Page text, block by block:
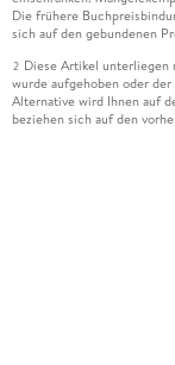
Die frühere
sich auf den gebundenen
2 Diese Artikel unterliegen
wurde aufgehoben oder
Alternative wird Ihnen auf
beziehen sich auf den